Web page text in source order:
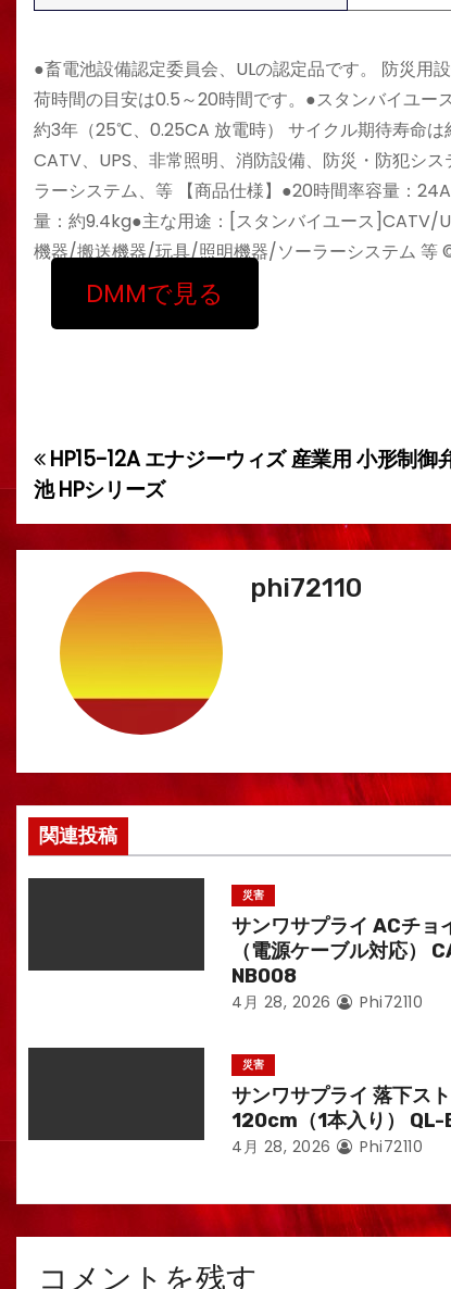
●畜電池設備認定委員会、ULの認定品です。 防災用
荷時間の目安は0.5～20時間です。●スタンバイユー
約3年（25℃、0.25CA 放電時） サイクル期待寿命
CATV、UPS、非常照明、消防設備、防災・防犯シ
ラーシステム、等 【商品仕様】●20時間率容量：
量：約9.4kg●主な用途：[スタンバイユース]CATV/
機器/搬送機器/玩具/照明機器/ソーラーシステム 等
DMMで見る
投
稿
ナ
ゲ
ー
ョ
ン
HP15-12A エナジーウィズ 産業用 小形制御
池 HPシリーズ
phi72110
関連投稿
災害
サンワサプライ ACチョ
（電源ケーブル対応）
NB008
4月 28, 2026 Phi72110
災害
サンワサプライ 落下ス
120cm（1本入り）
4月 28, 2026 Phi72110
コメントを残す